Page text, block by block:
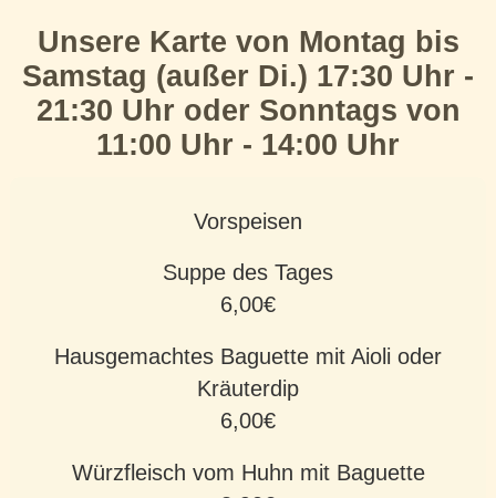
Unsere Karte von Montag bis
Samstag (außer Di.) 17:30 Uhr -
21:30 Uhr oder Sonntags von
11:00 Uhr - 14:00 Uhr
Vorspeisen
Suppe des Tages
6,00€
Hausgemachtes Baguette mit Aioli oder
Kräuterdip
6,00€
Würzfleisch vom Huhn mit Baguette